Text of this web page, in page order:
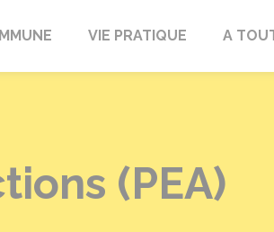
VIE PRATIQUE A
(PEA)